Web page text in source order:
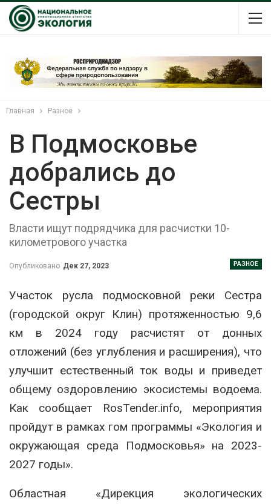
Главная Разное
В Подмосковье
добрались до
Сестры
Власти ищут подрядчика для расчистки 10-
километрового участка
РАЗНОЕ
Опубликовано Дек 27, 2023
Участок русла подмосковной реки Сестра
(городской округ Клин) протяженностью 9,6
км в 2024 году расчистят от донных
отложений (без углубления и расширения), что
улучшит естественный ток воды и приведет
общему оздоровлению экосистемы водоема.
Как сообщает RosTender.info, мероприятия
пройдут в рамках гом программы «Экология и
окружающая среда Подмосковья» на 2023-
2027 годы».
Областная «Дирекция экологических